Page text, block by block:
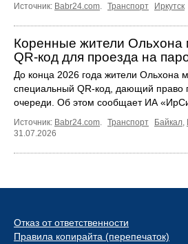
Источник: Babr24.com. Транспорт Иркутск
Коренные жители Ольхона
QR‑код для проезда на
До конца 2026 года жители Ольхона
специальный QR‑код, дающий право
очереди. Об этом сообщает ИА
Источник: Babr24.com. Транспорт Байкал,
31.07.2026
Отказ от ответственности
Правила копирайта (перепечаток)